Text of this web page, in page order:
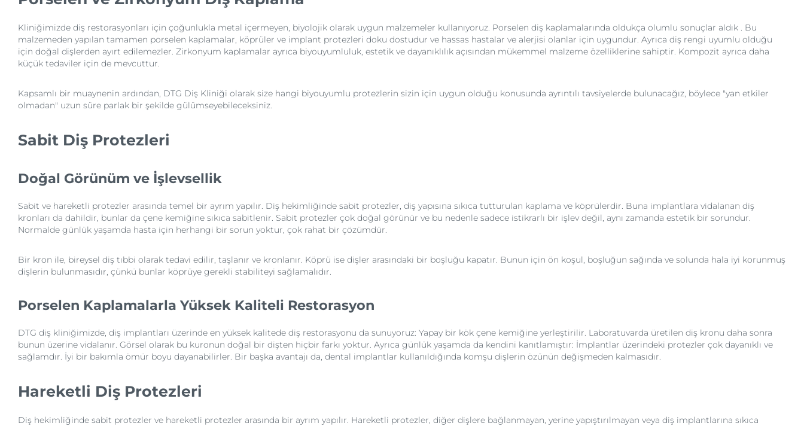
Kliniğimizde diş restorasyonları için çoğunlukla metal içermeyen, biyolojik olarak uygun malzemeler kullanıyoruz. Porselen diş kaplamalarında oldukça olumlu sonuçlar aldık . Bu
malzemeden yapılan tamamen porselen kaplamalar, köprüler ve implant protezleri doku dostudur ve hassas hastalar ve alerjisi olanlar için uygundur. Ayrıca diş rengi uyumlu olduğu
için doğal dişlerden ayırt edilemezler. Zirkonyum kaplamalar ayrıca biyouyumluluk, estetik ve dayanıklılık açısından mükemmel malzeme özelliklerine sahiptir. Kompozit ayrıca daha
küçük tedaviler için de mevcuttur.
Kapsamlı bir muaynenin ardından, DTG Diş Kliniği olarak size hangi biyouyumlu protezlerin sizin için uygun olduğu konusunda ayrıntılı tavsiyelerde bulunacağız, böylece "yan etkiler
olmadan" uzun süre parlak bir şekilde gülümseyebileceksiniz.
Sabit Diş Protezleri
Doğal Görünüm ve İşlevsellik
Sabit ve hareketli protezler arasında temel bir ayrım yapılır. Diş hekimliğinde sabit protezler, diş yapısına sıkıca tutturulan kaplama ve köprülerdir. Buna implantlara vidalanan diş
kronları da dahildir, bunlar da çene kemiğine sıkıca sabitlenir. Sabit protezler çok doğal görünür ve bu nedenle sadece istikrarlı bir işlev değil, aynı zamanda estetik bir sorundur.
Normalde günlük yaşamda hasta için herhangi bir sorun yoktur, çok rahat bir çözümdür.
Bir kron ile, bireysel diş tıbbi olarak tedavi edilir, taşlanır ve kronlanır. Köprü ise dişler arasındaki bir boşluğu kapatır. Bunun için ön koşul, boşluğun sağında ve solunda hala iyi korunmuş
dişlerin bulunmasıdır, çünkü bunlar köprüye gerekli stabiliteyi sağlamalıdır.
Porselen Kaplamalarla Yüksek Kaliteli Restorasyon
DTG diş kliniğimizde, diş implantları üzerinde en yüksek kalitede diş restorasyonu da sunuyoruz: Yapay bir kök çene kemiğine yerleştirilir. Laboratuvarda üretilen diş kronu daha sonra
bunun üzerine vidalanır. Görsel olarak bu kuronun doğal bir dişten hiçbir farkı yoktur. Ayrıca günlük yaşamda da kendini kanıtlamıştır: İmplantlar üzerindeki protezler çok dayanıklı ve
sağlamdır. İyi bir bakımla ömür boyu dayanabilirler. Bir başka avantajı da, dental implantlar kullanıldığında komşu dişlerin özünün değişmeden kalmasıdır.
Hareketli Diş Protezleri
Diş hekimliğinde sabit protezler ve hareketli protezler arasında bir ayrım yapılır. Hareketli protezler, diğer dişlere bağlanmayan, yerine yapıştırılmayan veya diş implantlarına sıkıca